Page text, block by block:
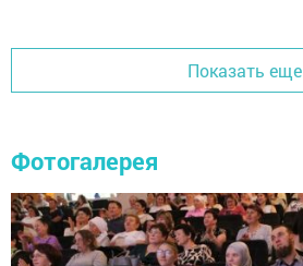
Показать еще
Фотогалерея